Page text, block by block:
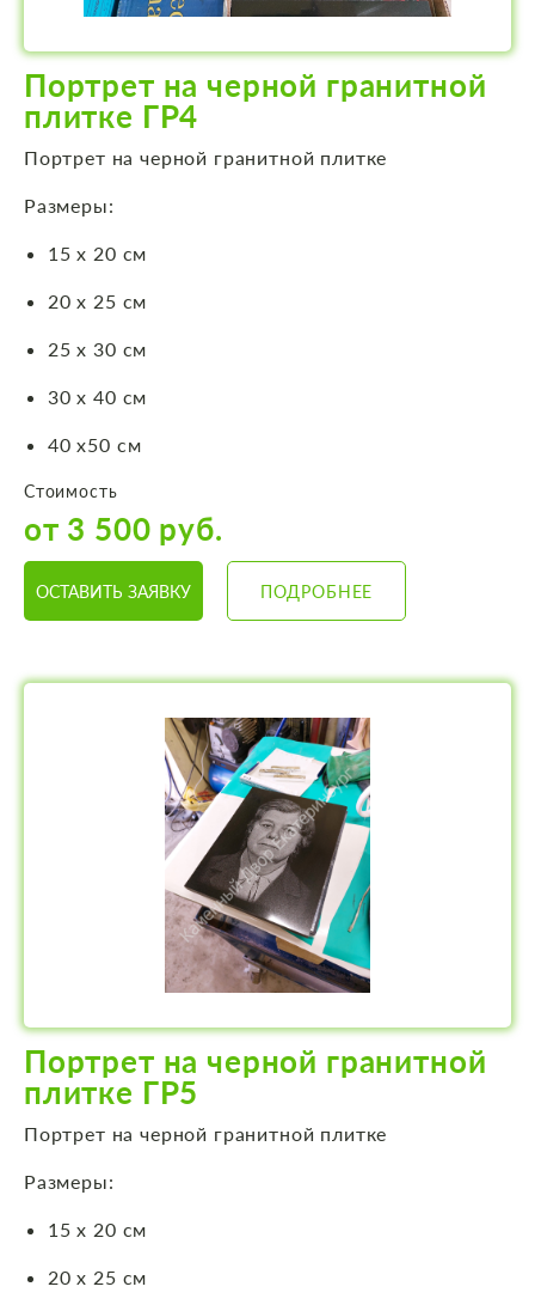
Портрет на черной гранитной
плитке ГР4
Портрет на черной гранитной плитке
Размеры:
15 х 20 см
20 х 25 см
25 х 30 см
30 х 40 см
40 х50 см
Стоимость
от 3 500 руб.
ОСТАВИТЬ ЗАЯВКУ ПОДРОБНЕЕ
Портрет на черной гранитной
плитке ГР5
Портрет на черной гранитной плитке
Размеры:
15 х 20 см
20 х 25 см